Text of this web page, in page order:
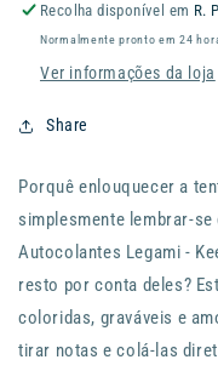
Keep
in
Mind
80
Cute
Animals
Keep
in
Mind
Cute
Recolha disponível em R.
Normalmente pronto em 24
Ver informações da loja
Share
Porquê enlouquecer a
simplesmente lembrar-
Autocolantes Legami -
resto por conta deles?
coloridas, graváveis e
tirar notas e colá-las